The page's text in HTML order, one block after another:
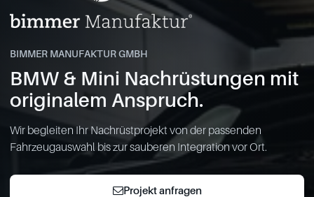
BIMMER MANUFAKTUR GMBH
BMW & Mini Nachrüstungen mit
originalem Anspruch.
Wir begleiten Ihr Nachrüstprojekt von der passenden
Fahrzeugauswahl bis zur sauberen Integration vor Ort.
Projekt anfragen